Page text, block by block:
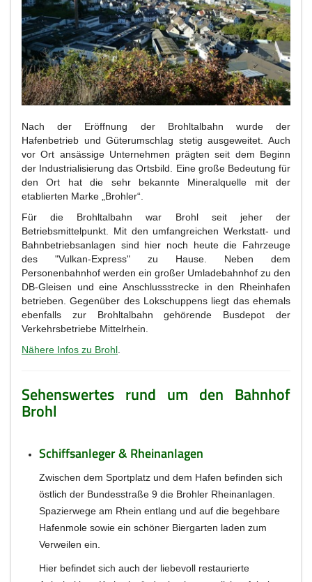
Nach der Eröffnung der Brohltalbahn wurde der
Hafenbetrieb und Güterumschlag stetig ausgeweitet. Auch
vor Ort ansässige Unternehmen prägten seit dem Beginn
der Industrialisierung das Ortsbild. Eine große Bedeutung für
den Ort hat die sehr bekannte Mineralquelle mit der
etablierten Marke „Brohler“.
Für die Brohltalbahn war Brohl seit jeher der
Betriebsmittelpunkt. Mit den umfangreichen Werkstatt- und
Bahnbetriebsanlagen sind hier noch heute die Fahrzeuge
des "Vulkan-Express" zu Hause. Neben dem
Personenbahnhof werden ein großer Umladebahnhof zu den
DB-Gleisen und eine Anschlussstrecke in den Rheinhafen
betrieben. Gegenüber des Lokschuppens liegt das ehemals
ebenfalls zur Brohltalbahn gehörende Busdepot der
Verkehrsbetriebe Mittelrhein.
Nähere Infos zu Brohl
Sehenswertes rund um den Bahnhof
Brohl
Schiffsanleger & Rheinanlagen
Zwischen dem Sportplatz und dem Hafen befinden sich
östlich der Bundesstraße 9 die Brohler Rheinanlagen.
Spazierwege am Rhein entlang und auf die begehbare
Hafenmole sowie ein schöner Biergarten laden zum
Verweilen ein.
Hier befindet sich auch der liebevoll restaurierte